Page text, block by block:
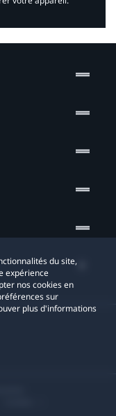
du site,
expérience
nos cookies en
sur
plus d'informations